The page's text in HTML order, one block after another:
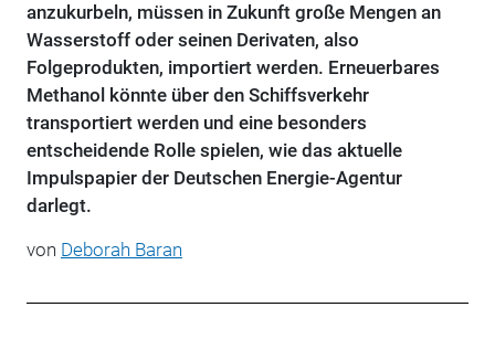
anzukurbeln, müssen in Zukunft große Mengen an
Wasserstoff oder seinen Derivaten, also
Folgeprodukten, importiert werden. Erneuerbares
Methanol könnte über den Schiffsverkehr
transportiert werden und eine besonders
entscheidende Rolle spielen, wie das aktuelle
Impulspapier der Deutschen Energie-Agentur
darlegt.
von Deborah Baran